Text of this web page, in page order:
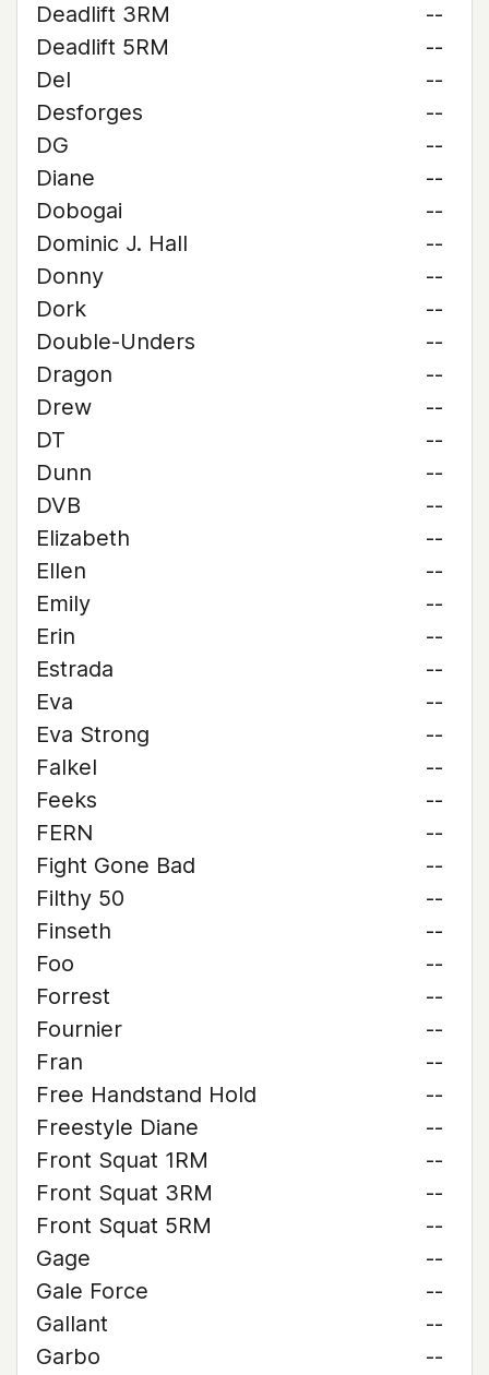
Deadlift 3RM
--
Deadlift 5RM
--
Del
--
Desforges
--
DG
--
Diane
--
Dobogai
--
Dominic J. Hall
--
Donny
--
Dork
--
Double-Unders
--
Dragon
--
Drew
--
DT
--
Dunn
--
DVB
--
Elizabeth
--
Ellen
--
Emily
--
Erin
--
Estrada
--
Eva
--
Eva Strong
--
Falkel
--
Feeks
--
FERN
--
Fight Gone Bad
--
Filthy 50
--
Finseth
--
Foo
--
Forrest
--
Fournier
--
Fran
--
Free Handstand Hold
--
Freestyle Diane
--
Front Squat 1RM
--
Front Squat 3RM
--
Front Squat 5RM
--
Gage
--
Gale Force
--
Gallant
--
Garbo
--